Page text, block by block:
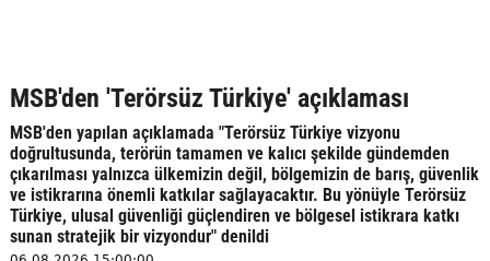
MSB'den 'Terörsüz Türkiye' açıklaması
MSB'den yapılan açıklamada "Terörsüz Türkiye vizyonu
doğrultusunda, terörün tamamen ve kalıcı şekilde gündemden
çıkarılması yalnızca ülkemizin değil, bölgemizin de barış, güvenlik
ve istikrarına önemli katkılar sağlayacaktır. Bu yönüyle Terörsüz
Türkiye, ulusal güvenliği güçlendiren ve bölgesel istikrara katkı
sunan stratejik bir vizyondur" denildi